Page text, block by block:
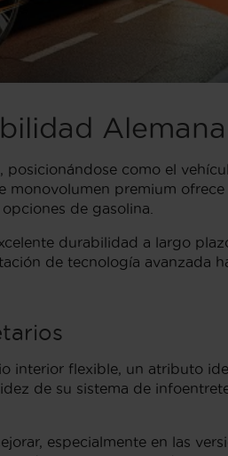
como el
monovolumen premium
de gasolina.
durabilidad a largo
de tecnología avanzada
interior flexible, un atributo
de su sistema de
especialmente en las